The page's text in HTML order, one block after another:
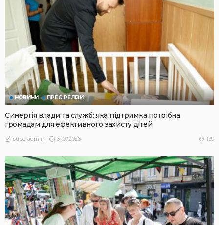
НОВИНИ ПРЕС РЕЛІЗИ
Синергія влади та служб: яка підтримка потрібна
громадам для ефективного захисту дітей
Superadmin 31.07.2026 139